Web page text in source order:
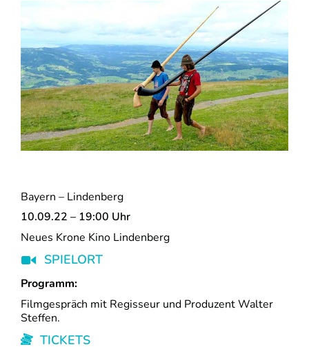
Bayern – Lindenberg
10.09.22 – 19:00 Uhr
Neues Krone Kino Lindenberg
SPIELORT
Programm:
Filmgespräch mit Regisseur und Produzent Walter
Steffen.
TICKETS